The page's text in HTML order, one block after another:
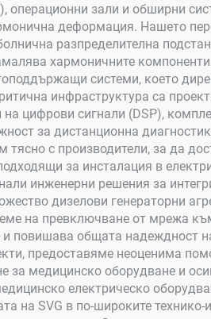
зали и обширни
деформация. Нашето
разпределителна
хармоничните
системи, което
инфраструктура са
цифрови сигнали (DSP),
за дистанционна
с производители, за да
за инсталация в
инженерни решения за
дизелови генераторни
на превключване от мрежа
повишава общата надеждност
предоставяме неоценима
медицинско оборудване и
електрическо
на SVG в по-широките